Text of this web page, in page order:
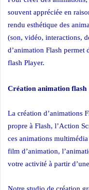
souvent appréciée en
rendu esthétique des
(son, vidéo, interactions,
d’animation Flash permet
flash Player.
Création animation flash
La création d’animations
propre à Flash, l’Action
ces animations
film d’animation,
votre activité à partir